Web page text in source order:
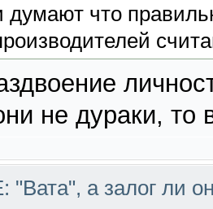
думают что
не дураки, то
"Вата", а залог ли